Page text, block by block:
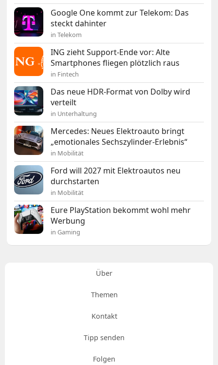
Google One kommt zur Telekom: Das
steckt dahinter
in Telekom
ING zieht Support-Ende vor: Alte
Smartphones fliegen plötzlich raus
in Fintech
Das neue HDR-Format von Dolby wird
verteilt
in Unterhaltung
Mercedes: Neues Elektroauto bringt
„emotionales Sechszylinder-Erlebnis“
in Mobilität
Ford will 2027 mit Elektroautos neu
durchstarten
in Mobilität
Eure PlayStation bekommt wohl mehr
Werbung
in Gaming
Über
Themen
Kontakt
Tipp senden
Folgen